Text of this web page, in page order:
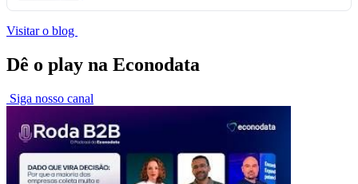
Visitar o blog
Dê o play na Econodata
Siga nosso canal